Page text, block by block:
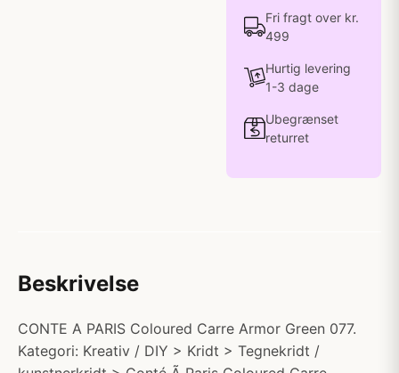
Fri fragt over kr.
499
Hurtig levering
1-3 dage
Ubegrænset
returret
Beskrivelse
CONTE A PARIS Coloured Carre Armor Green 077.
Kategori: Kreativ / DIY > Kridt > Tegnekridt /